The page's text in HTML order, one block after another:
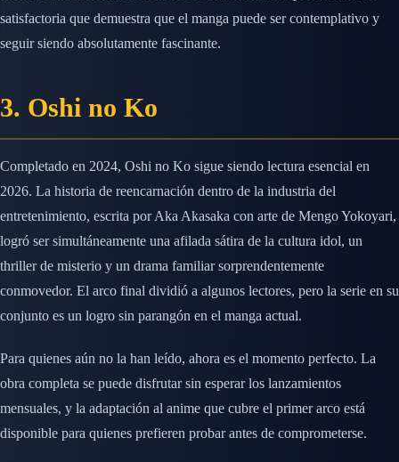
satisfactoria que demuestra que el manga puede ser contemplativo y
seguir siendo absolutamente fascinante.
3. Oshi no Ko
Completado en 2024, Oshi no Ko sigue siendo lectura esencial en
2026. La historia de reencarnación dentro de la industria del
entretenimiento, escrita por Aka Akasaka con arte de Mengo Yokoyari,
logró ser simultáneamente una afilada sátira de la cultura idol, un
thriller de misterio y un drama familiar sorprendentemente
conmovedor. El arco final dividió a algunos lectores, pero la serie en su
conjunto es un logro sin parangón en el manga actual.
Para quienes aún no la han leído, ahora es el momento perfecto. La
obra completa se puede disfrutar sin esperar los lanzamientos
mensuales, y la adaptación al anime que cubre el primer arco está
disponible para quienes prefieren probar antes de comprometerse.